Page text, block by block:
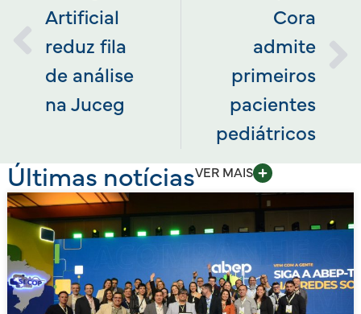
Artificial
reduz fila
de análise
na Juceg
Cora
admite
primeiros
pacientes
pediátricos
Últimas notíciasVER MAIS